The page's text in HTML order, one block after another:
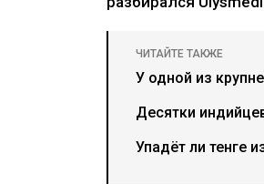
ЧИТАЙТЕ ТАКЖЕ
У одной из
Десятки
Упадёт ли тенге